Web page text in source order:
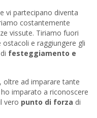
vi partecipano diventa
costantemente
vissute. Tiriamo fuori
e raggiungere gli
festeggiamento e
oltre ad imparare tante
imparato a riconoscere
vero punto di forza di